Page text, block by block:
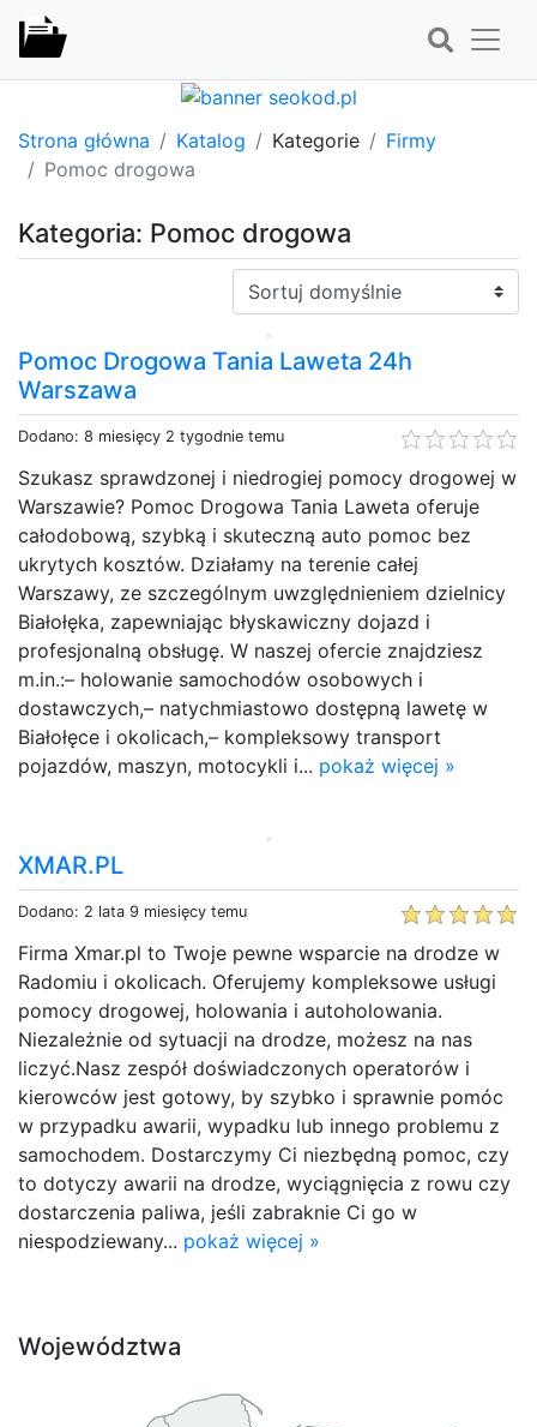
Strona główna Katalog Kategorie
Firmy
Pomoc drogowa
Kategoria: Pomoc drogowa
Sortuj:
Pomoc Drogowa Tania Laweta 24h
Warszawa
Dodano: 8 miesięcy 2 tygodnie temu
Szukasz sprawdzonej i niedrogiej pomocy drogowej w
Warszawie? Pomoc Drogowa Tania Laweta oferuje
całodobową, szybką i skuteczną auto pomoc bez
ukrytych kosztów. Działamy na terenie całej
Warszawy, ze szczególnym uwzględnieniem dzielnicy
Białołęka, zapewniając błyskawiczny dojazd i
profesjonalną obsługę. W naszej ofercie znajdziesz
m.in.:– holowanie samochodów osobowych i
dostawczych,– natychmiastowo dostępną lawetę w
Białołęce i okolicach,– kompleksowy transport
pojazdów, maszyn, motocykli i... pokaż więcej »
XMAR.PL
Dodano: 2 lata 9 miesięcy temu
Firma Xmar.pl to Twoje pewne wsparcie na drodze w
Radomiu i okolicach. Oferujemy kompleksowe usługi
pomocy drogowej, holowania i autoholowania.
Niezależnie od sytuacji na drodze, możesz na nas
liczyć.Nasz zespół doświadczonych operatorów i
kierowców jest gotowy, by szybko i sprawnie pomóc
w przypadku awarii, wypadku lub innego problemu z
samochodem. Dostarczymy Ci niezbędną pomoc, czy
to dotyczy awarii na drodze, wyciągnięcia z rowu czy
dostarczenia paliwa, jeśli zabraknie Ci go w
niespodziewany... pokaż więcej »
Województwa